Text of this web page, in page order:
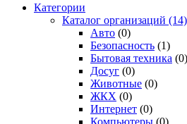
Категории
Каталог организаций (14)
Авто (0)
Безопасность (1)
Бытовая техника (0)
Досуг (0)
Животные (0)
ЖКХ (0)
Интернет (0)
Компьютеры (0)